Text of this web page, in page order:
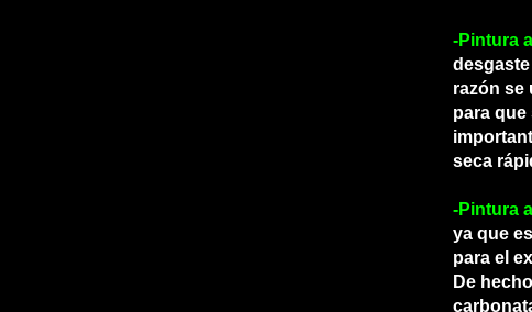
-Pintura
razón se
para que
seca
-Pintura
ya que
para el
De